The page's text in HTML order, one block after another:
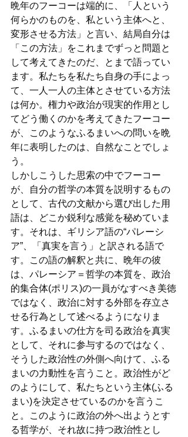
晩年のフーコーは端的に、「人という
何らかのものを、私という主体へと、
変形させる方法」と言い、結局自分は
「この方法」をこれまでずっと問題と
して考えてきたのだ、とまで語ってい
ます。私たちを私たち自身の手によっ
て、一人一人の主体とさせている方法
は何か。権力や政治が現実的作用とし
てどう働くのかを考えてきたフーコー
が、このようなふるまいへの問いを晩
年に表明したのは、自然なことでしょ
う。
しかしこうした思索の中でフーコー
が、自分の哲学の本質を説明するもの
として、古代の文献から選び出した用
語は、どこか鋭利な感覚を秘めていま
す。それは、ギリシア語の“パレーシ
ア”、「真実を言う」と訳される語で
す。この語の解釈と共に、晩年の彼
は、パレーシア＝哲学の本質を、政治
的集合体(ポリス)の一員がなすべき美徳
ではなく、政治に対する外部を存立さ
せる行為として述べるようになりま
す。ふるまいの仕方を司る政治を真実
として、それに参与するのではなく、
そうした政治性の外側へ向けて、ふる
まいの力動性を言うこと。政治性がど
のようにして、私たちという主体(ふる
まい)を決定させているのかを言うこ
と。このように政治の外へ出ようとす
る哲学が、それ故に持つ政治性とし